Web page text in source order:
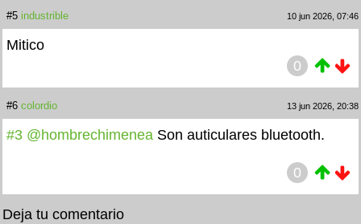
#5 industrible 10 jun 2026, 07:46
Mitico
0
#6 colordio 13 jun 2026, 20:38
#3 @hombrechimenea Son auticulares bluetooth.
0
Deja tu comentario